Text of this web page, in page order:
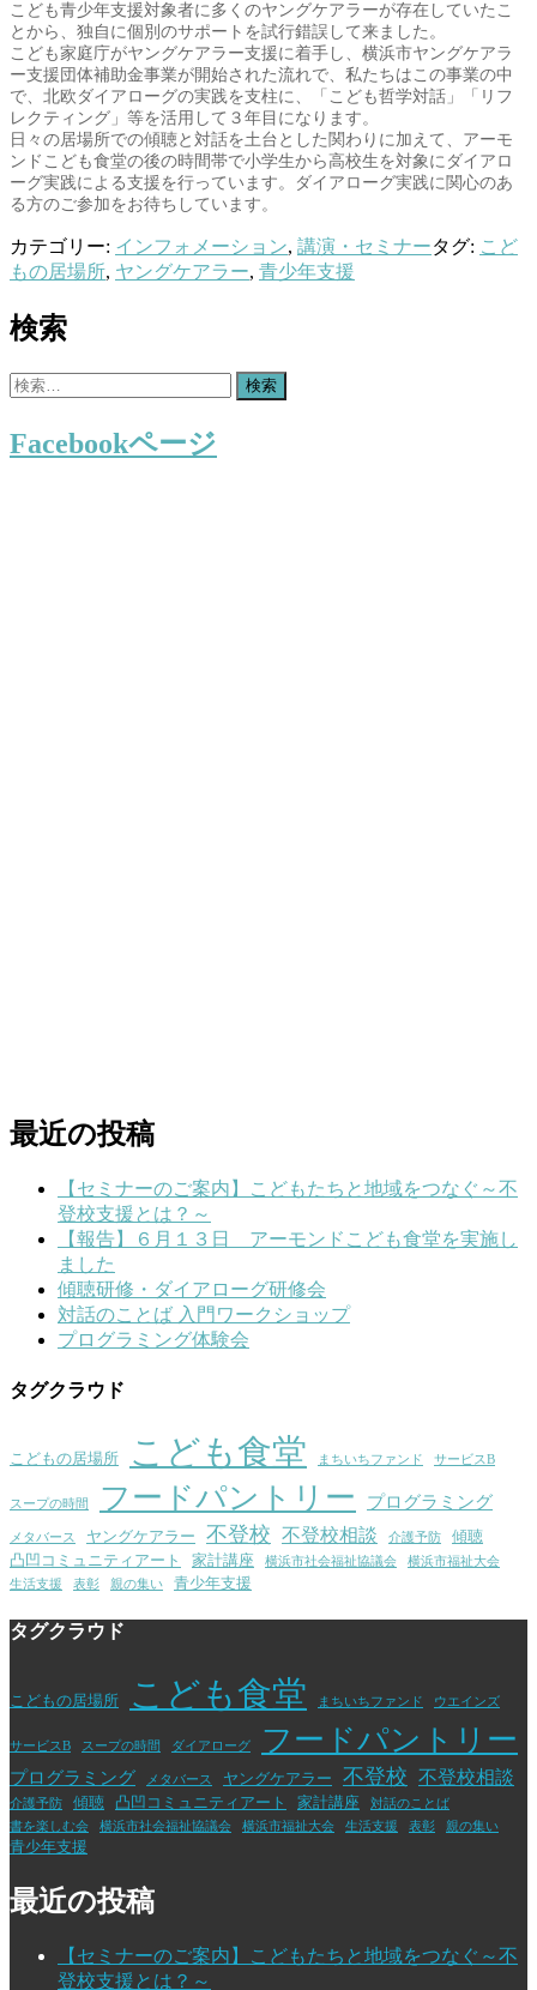
こども青少年支援対象者に多くのヤングケアラーが存在していたこ
とから、独自に個別のサポートを試行錯誤して来ました。
こども家庭庁がヤングケアラー支援に着手し、横浜市ヤングケアラ
ー支援団体補助金事業が開始された流れで、私たちはこの事業の中
で、北欧ダイアローグの実践を支柱に、「こども哲学対話」「リフ
レクティング」等を活用して３年目になります。
日々の居場所での傾聴と対話を土台とした関わりに加えて、アーモ
ンドこども食堂の後の時間帯で小学生から高校生を対象にダイアロ
ーグ実践による支援を行っています。ダイアローグ実践に関心のあ
る方のご参加をお待ちしています。
カテゴリー: インフォメーション, 講演・セミナータグ: こど
もの居場所, ヤングケアラー, 青少年支援
検索
検
Facebookページ
最近の投稿
【セミナーのご案内】こどもたちと地域をつなぐ～不
登校支援とは？～
【報告】６月１３日 アーモンドこども食堂を実施し
ました
傾聴研修・ダイアローグ研修会
対話のことば 入門ワークショップ
プログラミング体験会
タグクラウド
こどもの居場所 こども食堂 まちいちファンド サービスB
スープの時間 フードパントリー プログラミング
メタバース ヤングケアラー 不登校 不登校相談 介護予防
傾聴
凸凹コミュニティアート
家計講座 横浜市社会福祉協議会
横浜市福祉大会
生活支援
表彰 親の集い 青少年支援
タグクラウド
こどもの居場所 こども食堂 まちいちファンド ウエインズ
サービスB スープの時間 ダイアローグ フードパントリー
プログラミング メタバース ヤングケアラー 不登校 不登校相談
介護予防 傾聴 凸凹コミュニティアート 家計講座
対話のことば
書を楽しむ会
横浜市社会福祉協議会 横浜市福祉大会 生活支援 表彰 親の集い
青少年支援
最近の投稿
【セミナーのご案内】こどもたちと地域をつなぐ～不
登校支援とは？～